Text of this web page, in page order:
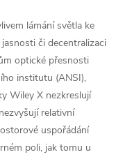
lámání světla ke
či decentralizaci
optické přesnosti
institutu (ANSI),
Wiley X nezkreslují
relativní
uspořádání
poli, jak tomu u